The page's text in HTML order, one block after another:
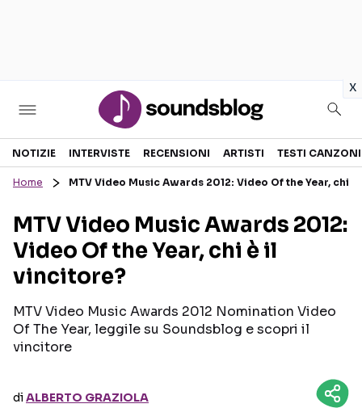
x
Sezioni
RECENSIONI MUSICALI
INTERVISTE
GOSSIP E CURIOSITÀ
TESTI CANZONI
TOUR ED EVENTI
Seguici sui social
NOTIZIE INTERVISTE RECENSIONI ARTISTI TESTI CANZONI
Home MTV Video Music Awards 2012: Video Of the Year, chi
MTV Video Music Awards 2012:
Video Of the Year, chi è il
vincitore?
MTV Video Music Awards 2012 Nomination Video
Of The Year, leggile su Soundsblog e scopri il
vincitore
diALBERTO GRAZIOLA